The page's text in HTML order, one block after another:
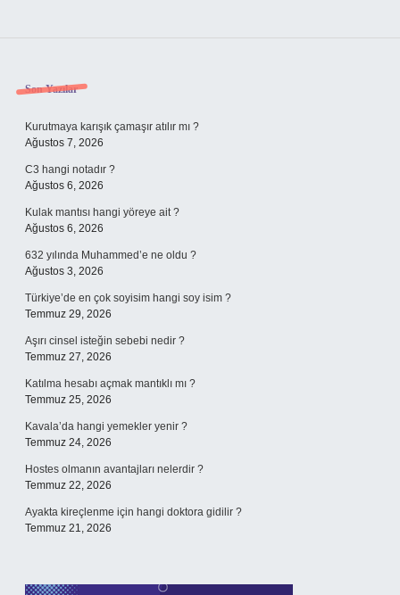
Sidebar
Son Yazılar
Kurutmaya karışık çamaşır atılır mı ?
Ağustos 7, 2026
C3 hangi notadır ?
Ağustos 6, 2026
Kulak mantısı hangi yöreye ait ?
Ağustos 6, 2026
632 yılında Muhammed’e ne oldu ?
Ağustos 3, 2026
Türkiye’de en çok soyisim hangi soy isim ?
Temmuz 29, 2026
Aşırı cinsel isteğin sebebi nedir ?
Temmuz 27, 2026
Katılma hesabı açmak mantıklı mı ?
Temmuz 25, 2026
Kavala’da hangi yemekler yenir ?
Temmuz 24, 2026
Hostes olmanın avantajları nelerdir ?
Temmuz 22, 2026
Ayakta kireçlenme için hangi doktora gidilir ?
Temmuz 21, 2026